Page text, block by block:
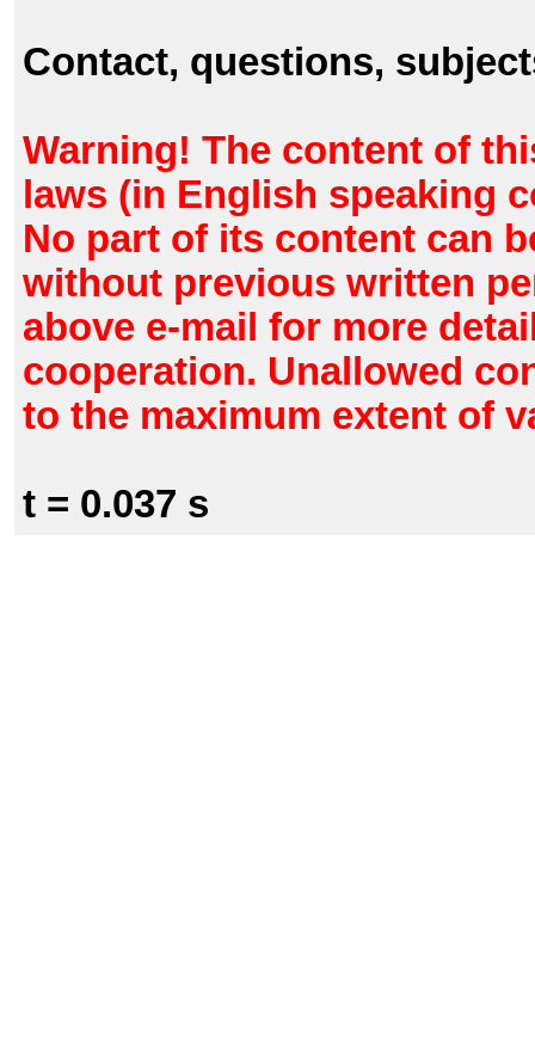
Contact, questions,
Warning! The content of
laws (in English speaking
No part of its content can
without previous written
above e-mail for more
cooperation. Unallowed
to the maximum extent of
t = 0.037 s